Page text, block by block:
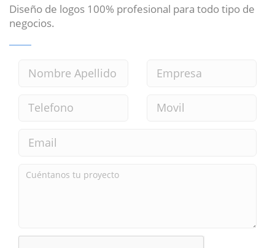
Diseño de logos 100% profesional para todo tipo de
negocios.